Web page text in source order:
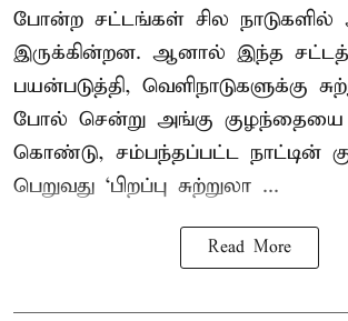
போன்ற சட்டங்கள் சில நாடுகளில்
இருக்கின்றன. ஆனால் இந்த
பயன்படுத்தி, வெளிநாடுகளுக்கு
போல் சென்று அங்கு குழந்தையை
கொண்டு, சம்பந்தப்பட்ட நாட்டின்
பெறுவது ‘பிறப்பு சுற்றுலா ...
Read More